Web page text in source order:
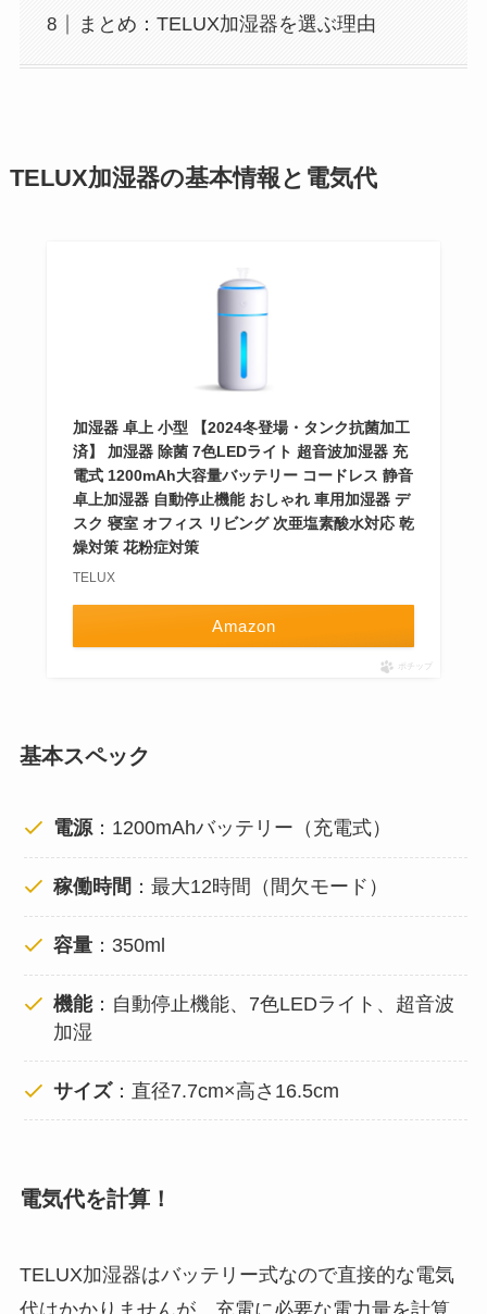
まとめ：TELUX加湿器を選ぶ理由
TELUX加湿器の基本情報と電気代
加湿器 卓上 小型 【2024冬登場・タンク抗菌加工
済】 加湿器 除菌 7色LEDライト 超音波加湿器 充
電式 1200mAh大容量バッテリー コードレス 静音
卓上加湿器 自動停止機能 おしゃれ 車用加湿器 デ
スク 寝室 オフィス リビング 次亜塩素酸水対応 乾
燥対策 花粉症対策
TELUX
Amazon
ポチップ
基本スペック
電源：1200mAhバッテリー（充電式）
稼働時間 ：最大12時間（間欠モード）
容量 ：350ml
機能：自動停止機能、7色LEDライト、超音波
加湿
サイズ：直径7.7cm×高さ16.5cm
電気代を計算！
TELUX加湿器はバッテリー式なので直接的な電気
代はかかりませんが、充電に必要な電力量を計算